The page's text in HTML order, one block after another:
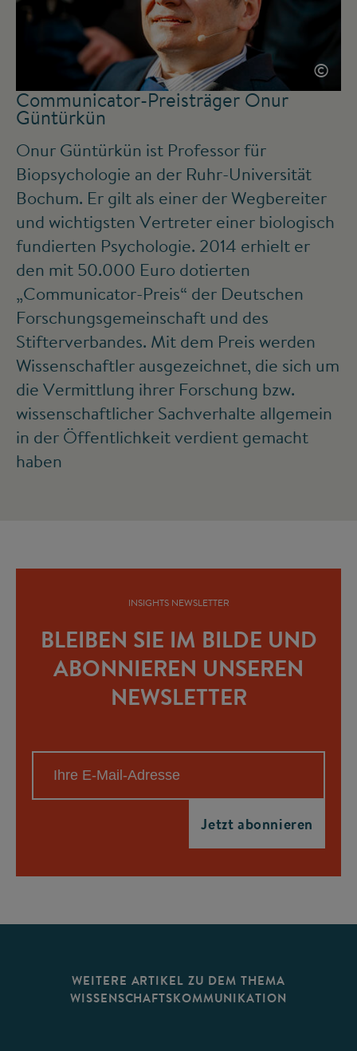
©
Communicator-Preisträger Onur
Güntürkün
Onur Güntürkün ist Professor für
Biopsychologie an der Ruhr-Universität
Bochum. Er gilt als einer der Wegbereiter
und wichtigsten Vertreter einer biologisch
fundierten Psychologie. 2014 erhielt er
den mit 50.000 Euro dotierten
„Communicator-Preis“ der Deutschen
Forschungsgemeinschaft und des
Stifterverbandes. Mit dem Preis werden
Wissenschaftler ausgezeichnet, die sich um
die Vermittlung ihrer Forschung bzw.
wissenschaftlicher Sachverhalte allgemein
in der Öffentlichkeit verdient gemacht
haben
INSIGHTS NEWSLETTER
BLEIBEN SIE IM BILDE UND
ABONNIEREN UNSEREN
NEWSLETTER
WEITERE ARTIKEL ZU DEM THEMA
WISSENSCHAFTSKOMMUNIKATION